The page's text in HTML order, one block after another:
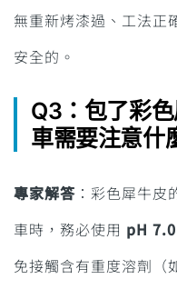
無重新烤漆過、工法正
安全的。
Q3：包了彩
車需要注意什
專家解答：彩色犀牛皮
車時，務必使用 pH
免接觸含有重度溶劑（